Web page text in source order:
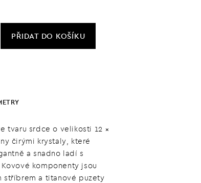
PŘIDATDO KOŠÍKU
tvaru srdce o velikosti 12 ×
čirými krystaly, které
a snadno ladí s
komponenty jsou
stříbrem a titanové puzety